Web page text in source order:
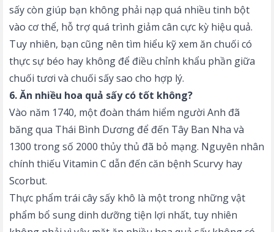
sấy còn giúp bạn không phải nạp quá nhiều tinh bột
vào cơ thể, hỗ trợ quá trình giảm cân cực kỳ hiệu quả.
Tuy nhiên, bạn cũng nên tìm hiểu kỹ xem ăn chuối có
thực sự béo hay không để điều chỉnh khẩu phần giữa
chuối tươi và chuối sấy sao cho hợp lý.
6. Ăn nhiều hoa quả sấy có tốt không?
Vào năm 1740, một đoàn thám hiểm người Anh đã
băng qua Thái Bình Dương để đến Tây Ban Nha và
1300 trong số 2000 thủy thủ đã bỏ mạng. Nguyên nhân
chính thiếu Vitamin C dẫn đến căn bệnh Scurvy hay
Scorbut.
Thực phẩm trái cây sấy khô là một trong những vật
phẩm bổ sung dinh dưỡng tiện lợi nhất, tuy nhiên